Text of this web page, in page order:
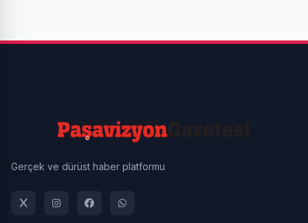
Gerçek ve dürüst haber platformu